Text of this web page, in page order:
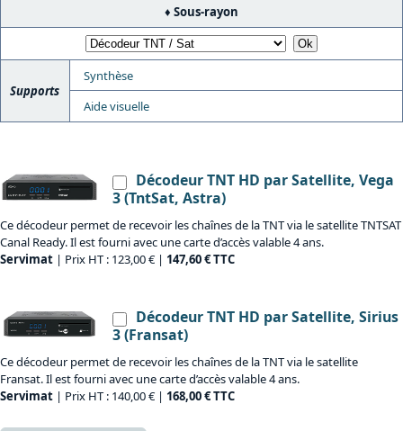
Sous-rayon
Supports
Synthèse
Aide visuelle
Décodeur TNT HD par Satellite, Vega
3 (TntSat, Astra)
Ce décodeur permet de recevoir les chaînes de la TNT via le satellite TNTSAT
Canal Ready. Il est fourni avec une carte d’accès valable 4 ans.
Servimat | Prix HT : 123,00 € | 147,60 € TTC
Décodeur TNT HD par Satellite, Sirius
3 (Fransat)
Ce décodeur permet de recevoir les chaînes de la TNT via le satellite
Fransat. Il est fourni avec une carte d’accès valable 4 ans.
Servimat | Prix HT : 140,00 € | 168,00 € TTC